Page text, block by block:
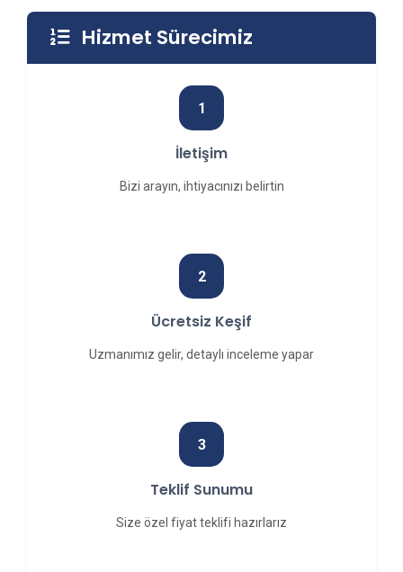
Hizmet Sürecimiz
1
İletişim
Bizi arayın, ihtiyacınızı belirtin
2
Ücretsiz Keşif
Uzmanımız gelir, detaylı inceleme yapar
3
Teklif Sunumu
Size özel fiyat teklifi hazırlarız